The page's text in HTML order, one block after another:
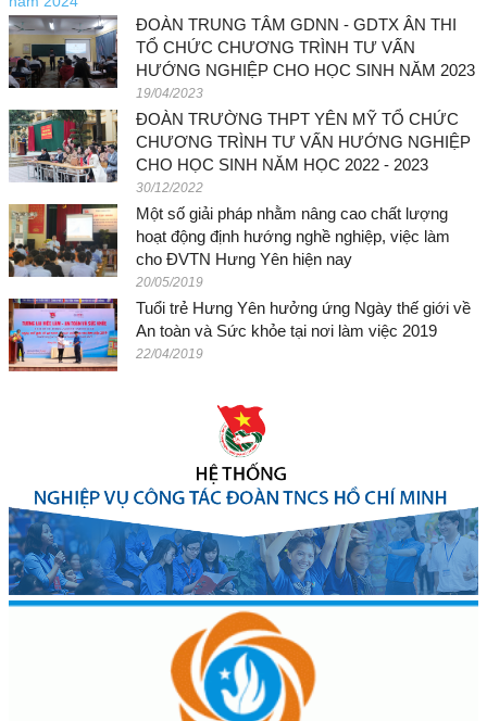
ĐOÀN TRUNG TÂM GDNN - GDTX ÂN THI
TỔ CHỨC CHƯƠNG TRÌNH TƯ VẤN
HƯỚNG NGHIỆP CHO HỌC SINH NĂM 2023
19/04/2023
ĐOÀN TRƯỜNG THPT YÊN MỸ TỔ CHỨC
CHƯƠNG TRÌNH TƯ VẤN HƯỚNG NGHIỆP
CHO HỌC SINH NĂM HỌC 2022 - 2023
30/12/2022
Một số giải pháp nhằm nâng cao chất lượng
hoạt động định hướng nghề nghiệp, việc làm
cho ĐVTN Hưng Yên hiện nay
20/05/2019
Tuổi trẻ Hưng Yên hưởng ứng Ngày thế giới về
An toàn và Sức khỏe tại nơi làm việc 2019
22/04/2019